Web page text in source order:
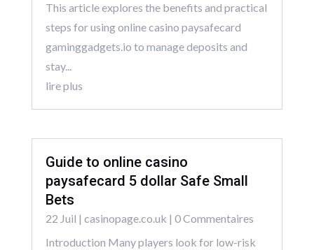
This article explores the benefits and practical
steps for using online casino paysafecard
gaminggadgets.io to manage deposits and
stay...
lire plus
Guide to online casino
paysafecard 5 dollar Safe Small
Bets
22 Juil | casinopage.co.uk | 0 Commentaires
Introduction Many players look for low-risk